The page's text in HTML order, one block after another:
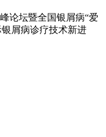
论坛暨全国银屑病“爱
屑病诊疗技术新进